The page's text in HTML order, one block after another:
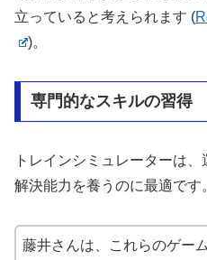
立っていると考えられます​ (
)​。
専門的なスキルの習得
トレインシミュレーターは
解決能力を養うのに最適です
藤井さんは、これらのゲー